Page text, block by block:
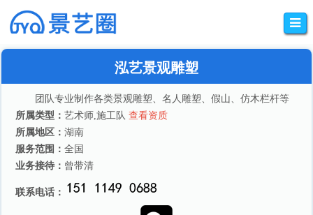
泓艺景观雕塑
团队专业制作各类景观雕塑、名人雕塑、假山、仿木栏杆等
所属类型：艺术师,施工队查看资质
所属地区：湖南
服务范围：全国
业务接待： 曾带清
联系电话：